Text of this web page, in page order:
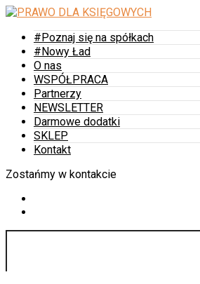
#Poznaj się na spółkach
#Nowy Ład
O nas
WSPÓŁPRACA
Partnerzy
NEWSLETTER
Darmowe dodatki
SKLEP
Kontakt
Zostańmy w kontakcie